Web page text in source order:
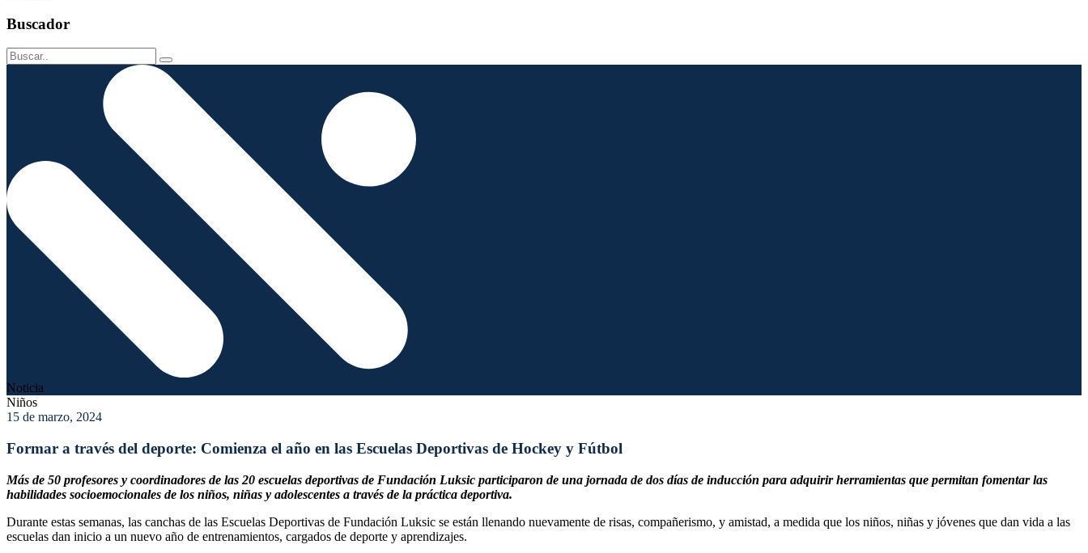
Buscador
Noticia
Niños
15 de marzo, 2024
Formar a través del deporte: Comienza el año en las Escuelas Deportivas de Hockey y Fútbol
Más de 50 profesores y coordinadores de las 20 escuelas deportivas de Fundación Luksic participaron de una jornada de dos días de inducción para adquirir herramientas que permitan fomentar las
habilidades socioemocionales de los niños, niñas y adolescentes a través de la práctica deportiva.
Durante estas semanas, las canchas de las Escuelas Deportivas de Fundación Luksic se están llenando nuevamente de risas, compañerismo, y amistad, a medida que los niños, niñas y jóvenes que dan vida a las
escuelas dan inicio a un nuevo año de entrenamientos, cargados de deporte y aprendizajes.